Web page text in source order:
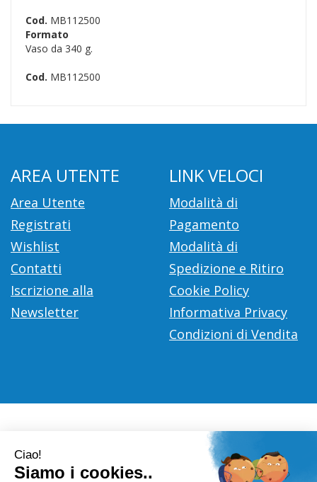
Cod. MB112500
Formato
Vaso da 340 g.
Cod. MB112500
AREA UTENTE
Area Utente
Registrati
Wishlist
Contatti
Iscrizione alla
Newsletter
LINK VELOCI
Modalità di
Pagamento
Modalità di
Spedizione e Ritiro
Cookie Policy
Informativa Privacy
Condizioni di Vendita
Farmacia Città D'Europa Dr. Leonardo Gaoni
d'Europa, 700 00144 Roma (RM)
info@farmace.it|Tel.: 065290252
| P.Iva: 09281581000 |